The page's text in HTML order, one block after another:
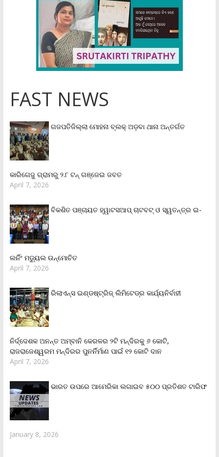
FAST NEWS
ଗଜପତିଜିଲ୍ଲା ମୋହନା ବ୍ଲକ୍‌ ଅଡ଼ବା ଥାନା ଅନ୍ତର୍ଗତ
କାରିଗେଜୁ ଗ୍ରାମରୁ ୨.୮ ଟନ୍ ଗଞ୍ଜେଇ ଜବତ
April 7, 2026
ବିକଶିତ ପଞ୍ଚାୟତ ହ୍ୱାଟସଆପ୍ ଚାଟବଟ୍ ଓ ସ୍ୱତନ୍ତ୍ର ଇ-
ଲର୍ନିଂ ମଡ୍ୟୁଲ ଉନ୍ମୋଚିତ
April 7, 2026
ରିଲାଏନ୍‌ସ ଇଣ୍ଡଷ୍ଟ୍ରିଜ୍ ଲିମିଟେଡ୍‌ର କାର୍ଯ୍ୟନିର୍ବାହୀ
ନିର୍ଦ୍ଦେଶକ ଅନନ୍ତ ଅମ୍ବାନି କେରଳର ୨ଟି ମନ୍ଦିରକୁ ୬ କୋଟି,
ରାଜରାଜେଶ୍ୱରମ ମନ୍ଦିରର ପୁନର୍ନିର୍ମାଣ ପାଇଁ ୧୨ କୋଟି ଦାନ
April 7, 2026
ଭାରତ ଉପରେ ଆମେରିକା ଲଗାଇବ ୫୦୦ ପ୍ରତିଶତ ଟାରିଫ
January 8, 2026